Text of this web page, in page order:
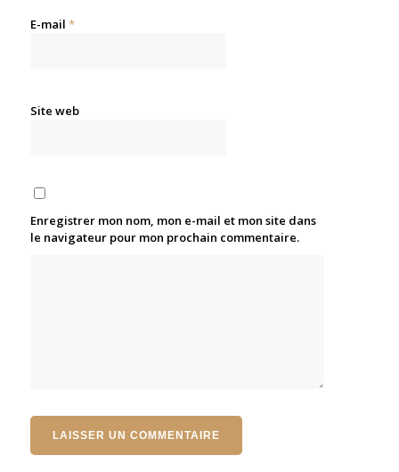
E-mail *
Site web
Enregistrer mon nom, mon e-mail et mon site dans
le navigateur pour mon prochain commentaire.